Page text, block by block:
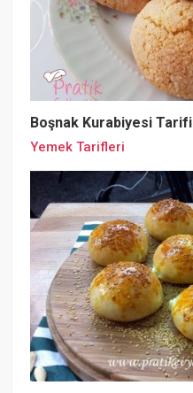
Boşnak Kurabiyesi Tarifi
Yemek Tarifleri